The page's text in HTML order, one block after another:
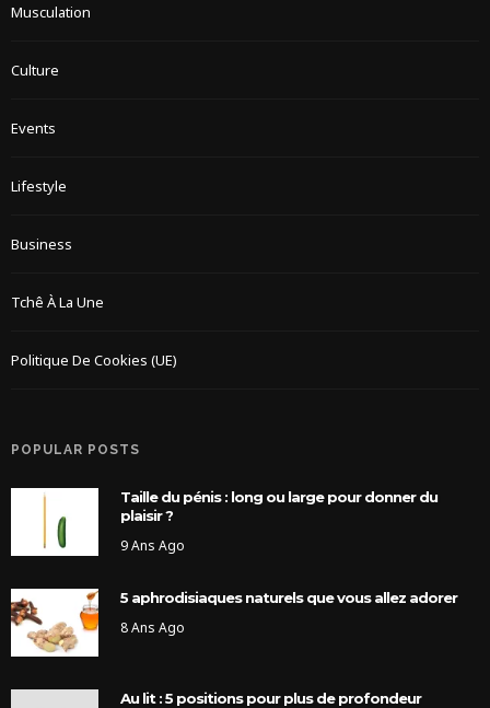
Musculation
Culture
Events
Lifestyle
Business
Tchê À La Une
Politique De Cookies (UE)
POPULAR POSTS
Taille du pénis : long ou large pour donner du
plaisir ?
9 Ans Ago
5 aphrodisiaques naturels que vous allez adorer
8 Ans Ago
Au lit : 5 positions pour plus de profondeur